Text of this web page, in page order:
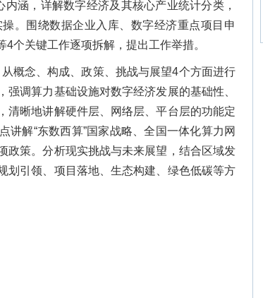
涵，详解数字经济及其核心产业统计分类，
。围绕数据企业入库、数字经济重点项目申
个关键工作逐项拆解，提出工作举措。
概念、构成、政策、挑战与展望4个方面进行
调算力基础设施对数字经济发展的基础性、
清晰地讲解硬件层、网络层、平台层的功能定
解“东数西算”国家战略、全国一体化算力网
政策。分析现实挑战与未来展望，结合区域发
划引领、项目落地、生态构建、绿色低碳等方